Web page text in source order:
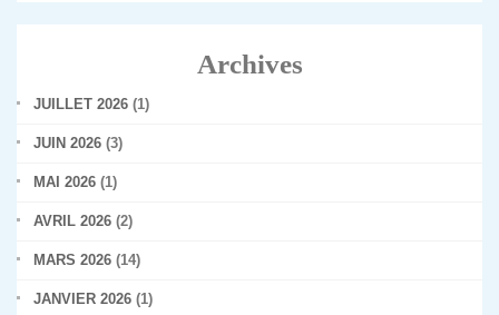
Archives
JUILLET 2026 (1)
JUIN 2026 (3)
MAI 2026 (1)
AVRIL 2026 (2)
MARS 2026 (14)
JANVIER 2026 (1)